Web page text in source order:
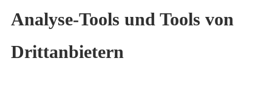
Analyse-Tools und Tools von
Drittanbietern